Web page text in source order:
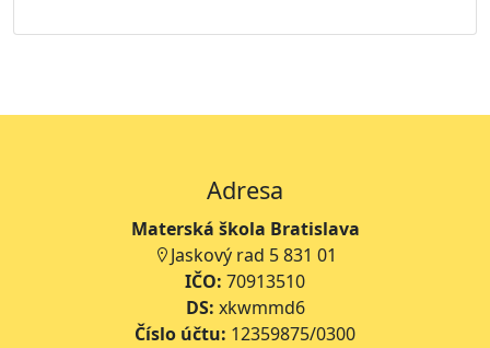
Adresa
Materská škola Bratislava
Jaskový rad 5 831 01
IČO: 70913510
DS: xkwmmd6
Číslo účtu: 12359875/0300